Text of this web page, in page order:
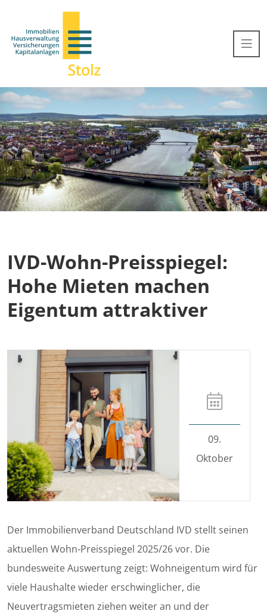
IVD-Wohn-Preisspiegel:
Hohe Mieten machen
Eigentum attraktiver
09.
Oktober
Der Immobilienverband Deutschland IVD stellt seinen
aktuellen Wohn-Preisspiegel 2025/26 vor. Die
bundesweite Auswertung zeigt: Wohneigentum wird für
viele Haushalte wieder erschwinglicher, die
Neuvertragsmieten ziehen weiter an und der